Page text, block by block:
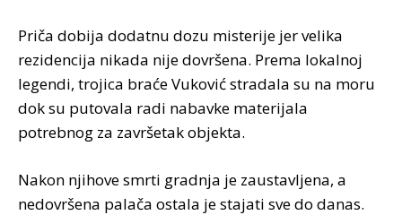
Priča dobija dodatnu dozu misterije jer velika
rezidencija nikada nije dovršena. Prema lokalnoj
legendi, trojica braće Vuković stradala su na moru
dok su putovala radi nabavke materijala
potrebnog za završetak objekta.
Nakon njihove smrti gradnja je zaustavljena, a
nedovršena palača ostala je stajati sve do danas.